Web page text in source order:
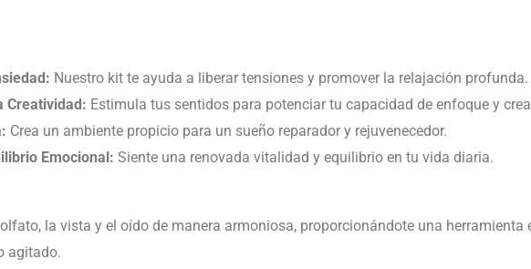
Nuestro kit te ayuda a liberar tensiones y promover la relajación profunda.
Creatividad: Estimula tus sentidos para potenciar tu capacidad de enfoque y
Crea un ambiente propicio para un sueño reparador y rejuvenecedor.
Emocional: Siente una renovada vitalidad y equilibrio en tu vida diaria.
la vista y el oído de manera armoniosa, proporcionándote una
agitado.